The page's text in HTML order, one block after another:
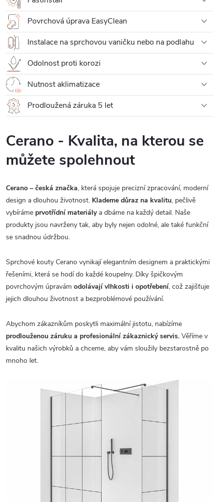
Povrchová úprava EasyClean
Instalace na sprchovou vaničku nebo na podlahu
Odolnost proti korozi
Nutnost aklimatizace
Prodloužená záruka 5 let
Cerano - Kvalita, na kterou se
můžete spolehnout
Cerano – česká značka, která spojuje precizní zpracování, moderní
design a dlouhou životnost. Klademe důraz na kvalitu, pečlivě
vybíráme prvotřídní materiálya dbáme na každý detail. Naše
produkty jsou navrženy tak, aby byly nejen odolné, ale také funkční
se snadnou údržbou.
Sprchové kouty Cerano vynikají elegantním designem a praktickými
řešeními, která se hodí do každé koupelny. Díky špičkovým
povrchovým úpravám odolávají vlhkosti i opotřebení, což zajišťuje
jejich dlouhou životnost a bezproblémové používání.
Abychom zákazníkům poskytli maximální jistotu, nabízíme
prodlouženou záruku a profesionální zákaznický servis. Věříme v
kvalitu našich výrobků a chceme, aby vám sloužily bezstarostně po
mnoho let.